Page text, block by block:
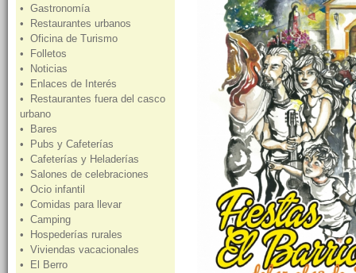
• Gastronomía
• Restaurantes urbanos
• Oficina de Turismo
• Folletos
• Noticias
• Enlaces de Interés
• Restaurantes fuera del casco
urbano
• Bares
• Pubs y Cafeterías
• Cafeterías y Heladerías
• Salones de celebraciones
• Ocio infantil
• Comidas para llevar
• Camping
• Hospederías rurales
• Viviendas vacacionales
• El Berro